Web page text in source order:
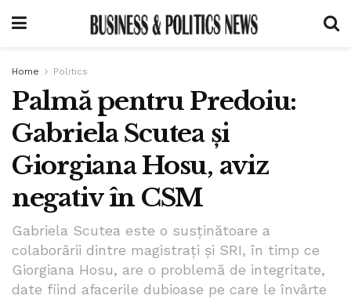
Home Politics
Palmă pentru Predoiu:
Gabriela Scutea și
Giorgiana Hosu, aviz
negativ în CSM
Gabriela Scutea este o susținătoare a
colaborării dintre magistrați și SRI, în timp ce
Giorgiana Hosu, are o problemă de integritate,
date fiind afacerile dubioase pe care le învârte